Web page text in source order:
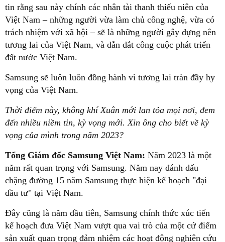
tin rằng sau này chính các nhân tài thanh thiếu niên của
Việt Nam – những người vừa làm chủ công nghệ, vừa có
trách nhiệm với xã hội – sẽ là những người gây dựng nên
tương lai của Việt Nam, và dẫn dắt công cuộc phát triển
đất nước Việt Nam.
Samsung sẽ luôn luôn đồng hành vì tương lai tràn đầy hy
vọng của Việt Nam.
Thời điểm này, không khí Xuân mới lan tỏa mọi nơi, đem
đến nhiều niềm tin, kỳ vọng mới. Xin ông cho biết về kỳ
vọng của mình trong năm 2023?
Tổng Giám đốc Samsung Việt Nam: Năm 2023 là một
năm rất quan trọng với Samsung. Năm nay đánh dấu
chặng đường 15 năm Samsung thực hiện kế hoạch "đại
đầu tư" tại Việt Nam.
Đây cũng là năm đầu tiên, Samsung chính thức xúc tiến
kế hoạch đưa Việt Nam vượt qua vai trò của một cứ điểm
sản xuất quan trọng đảm nhiệm các hoạt động nghiên cứu